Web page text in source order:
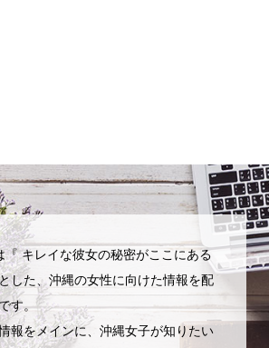
『 キレイな彼女の秘密がここにある
した、沖縄の女性に向けた情報を配
す。
報をメインに、沖縄女子が知りたい